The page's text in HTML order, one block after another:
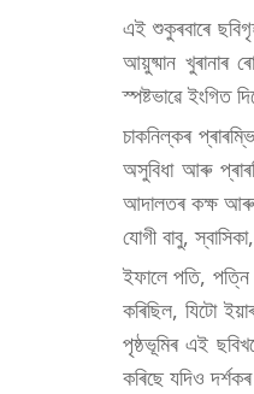
এই শুকুৰবাৰে
আয়ুষ্মান খুৰানাৰ
স্পষ্টভাৱে ইংগিত
চাকনিল্কৰ
অসুবিধা আৰু
আদালতৰ কক্ষ আৰু
যোগী বাবু,
ইফালে পতি,
কৰিছিল, যিটো
পৃষ্ঠভূমিৰ এই
কৰিছে যদিও